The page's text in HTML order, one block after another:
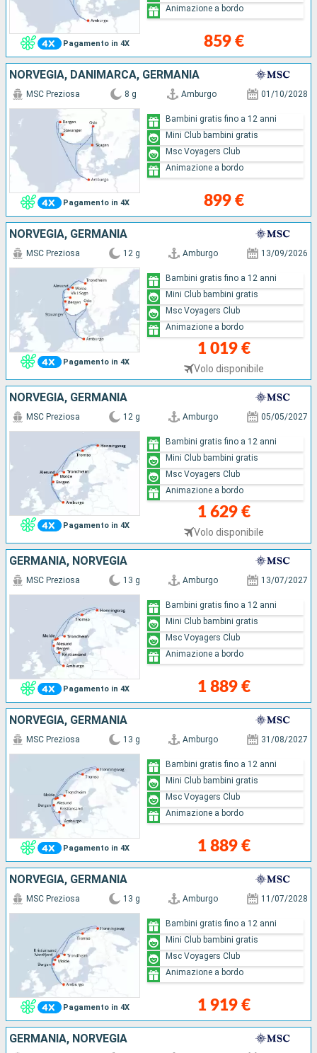
Pagamento in 4X 859 €
Animazione a bordo
NORVEGIA, DANIMARCA, GERMANIA
Pagamento in 4X
MSC Preziosa 8 g Amburgo 01/10/2028
899 €
Bambini gratis fino a 12 anni
Mini Club bambini gratis
Msc Voyagers Club
Animazione a bordo
NORVEGIA, GERMANIA
Pagamento in 4X
MSC Preziosa 12 g Amburgo 13/09/2026
1 019 €
Volo disponibile
Bambini gratis fino a 12 anni
Mini Club bambini gratis
Msc Voyagers Club
Animazione a bordo
NORVEGIA, GERMANIA
Pagamento in 4X
MSC Preziosa 12 g Amburgo 05/05/2027
1 629 €
Volo disponibile
Bambini gratis fino a 12 anni
Mini Club bambini gratis
Msc Voyagers Club
Animazione a bordo
GERMANIA, NORVEGIA
Pagamento in 4X
MSC Preziosa 13 g Amburgo 13/07/2027
1 889 €
Bambini gratis fino a 12 anni
Mini Club bambini gratis
Msc Voyagers Club
Animazione a bordo
NORVEGIA, GERMANIA
Pagamento in 4X
MSC Preziosa 13 g Amburgo 31/08/2027
1 889 €
Bambini gratis fino a 12 anni
Mini Club bambini gratis
Msc Voyagers Club
Animazione a bordo
NORVEGIA, GERMANIA
Pagamento in 4X
MSC Preziosa 13 g Amburgo 11/07/2028
1 919 €
Bambini gratis fino a 12 anni
Mini Club bambini gratis
Msc Voyagers Club
Animazione a bordo
GERMANIA, NORVEGIA